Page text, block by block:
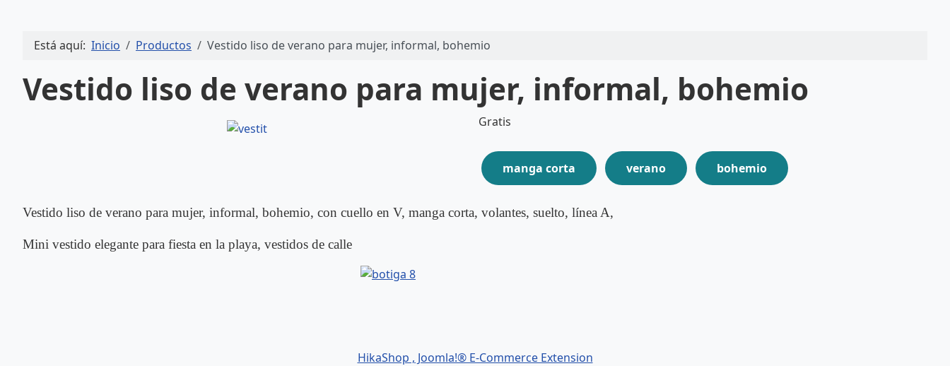
Está aquí: Inicio Productos Vestido liso de verano para mujer, informal, bohemio
Vestido liso de verano para mujer, informal, bohemio
Gratis
manga corta verano bohemio
Vestido liso de verano para mujer, informal, bohemio, con cuello en V, manga corta, volantes, suelto, línea A,
Mini vestido elegante para fiesta en la playa, vestidos de calle
HikaShop , Joomla!® E-Commerce Extension